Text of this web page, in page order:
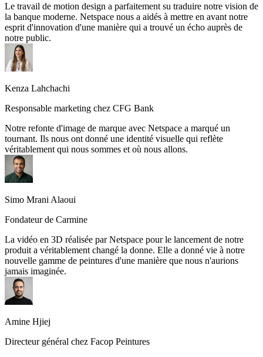
Le travail de motion design a parfaitement su traduire notre vision de
la banque moderne. Netspace nous a aidés à mettre en avant notre
esprit d'innovation d'une manière qui a trouvé un écho auprès de
notre public.
Kenza Lahchachi
Responsable marketing chez CFG Bank
Notre refonte d'image de marque avec Netspace a marqué un
tournant. Ils nous ont donné une identité visuelle qui reflète
véritablement qui nous sommes et où nous allons.
Simo Mrani Alaoui
Fondateur de Carmine
La vidéo en 3D réalisée par Netspace pour le lancement de notre
produit a véritablement changé la donne. Elle a donné vie à notre
nouvelle gamme de peintures d'une manière que nous n'aurions
jamais imaginée.
Amine Hjiej
Directeur général chez Facop Peintures